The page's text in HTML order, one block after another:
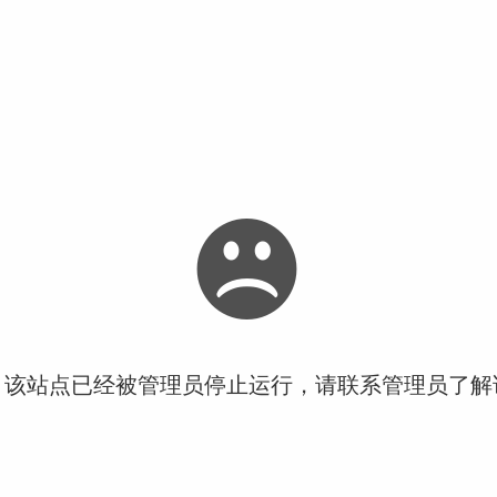
站点已经被管理员停止运行，请联系管理员了